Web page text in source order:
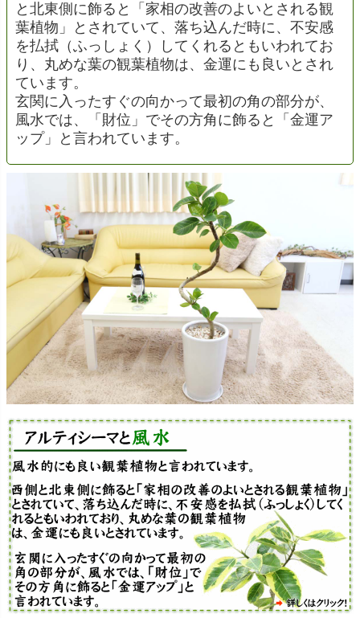
と北東側に飾ると「家相の改善のよいとされる観
葉植物」とされていて、落ち込んだ時に、不安感
を払拭（ふっしょく）してくれるともいわれてお
り、丸めな葉の観葉植物は、金運にも良いとされ
ています。
玄関に入ったすぐの向かって最初の角の部分が、
風水では、「財位」でその方角に飾ると「金運ア
ップ」と言われています。